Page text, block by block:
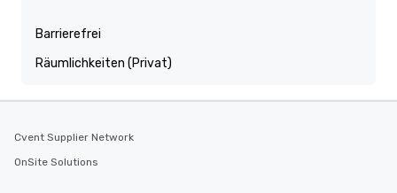
Barrierefrei
Räumlichkeiten (Privat)
Cvent Supplier Network
OnSite Solutions